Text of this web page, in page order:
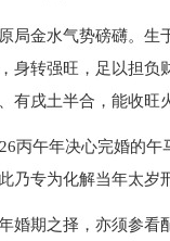
局金水气势磅礴。生
身转强旺，足以担负
有戌土半合，能收旺
丙午年决心完婚的
乃专为化解当年太岁
婚期之择，亦须参看